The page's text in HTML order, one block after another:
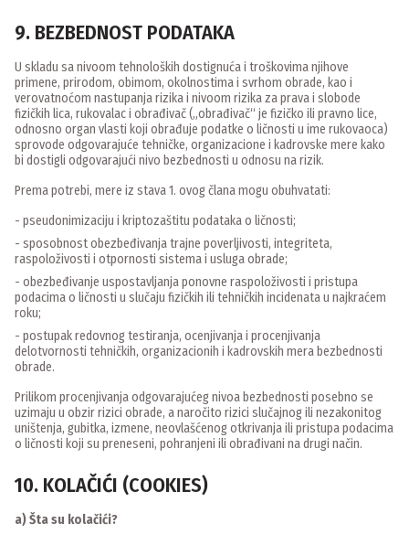
9. BEZBEDNOST PODATAKA
U skladu sa nivoom tehnoloških dostignuća i troškovima njihove
primene, prirodom, obimom, okolnostima i svrhom obrade, kao i
verovatnoćom nastupanja rizika i nivoom rizika za prava i slobode
fizičkih lica, rukovalac i obrađivač („obrađivač“ je fizičko ili pravno lice,
odnosno organ vlasti koji obrađuje podatke o ličnosti u ime rukovaoca)
sprovode odgovarajuće tehničke, organizacione i kadrovske mere kako
bi dostigli odgovarajući nivo bezbednosti u odnosu na rizik.
Prema potrebi, mere iz stava 1. ovog člana mogu obuhvatati:
- pseudonimizaciju i kriptozaštitu podataka o ličnosti;
- sposobnost obezbeđivanja trajne poverljivosti, integriteta,
raspoloživosti i otpornosti sistema i usluga obrade;
- obezbeđivanje uspostavljanja ponovne raspoloživosti i pristupa
podacima o ličnosti u slučaju fizičkih ili tehničkih incidenata u najkraćem
roku;
- postupak redovnog testiranja, ocenjivanja i procenjivanja
delotvornosti tehničkih, organizacionih i kadrovskih mera bezbednosti
obrade.
Prilikom procenjivanja odgovarajućeg nivoa bezbednosti posebno se
uzimaju u obzir rizici obrade, a naročito rizici slučajnog ili nezakonitog
uništenja, gubitka, izmene, neovlašćenog otkrivanja ili pristupa podacima
o ličnosti koji su preneseni, pohranjeni ili obrađivani na drugi način.
10. KOLAČIĆI (COOKIES)
a) Šta su kolačići?